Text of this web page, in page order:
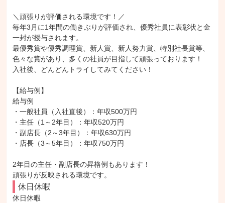
＼頑張りが評価される環境です！／
毎年3月に1年間の働きぶりが評価され、優秀社員に表彰状と金
一封が授与されます。
最優秀賞や優秀調理賞、新人賞、新人努力賞、特別社長賞等、
色々な賞があり、多くの社員が目指して頑張っております！
入社後、どんどんトライしてみてください！
【給与例】
給与例
・一般社員（入社直後）：年収500万円
・主任（1～2年目）：年収520万円
・副店長（2～3年目）：年収630万円
・店長（3～5年目）：年収750万円
2年目の主任・副店長の昇格例もあります！
頑張りが反映される環境です。
休日休暇
休日休暇